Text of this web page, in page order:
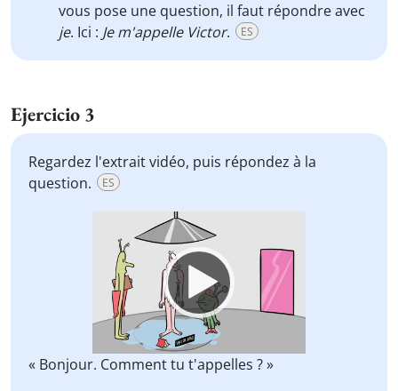
vous pose une question, il faut répondre avec
je. Ici : Je m'appelle Victor. ES
Ejercicio 3
Regardez l'extrait vidéo, puis répondez à la
question.
ES
Player
« Bonjour. Comment tu t'appelles ? »